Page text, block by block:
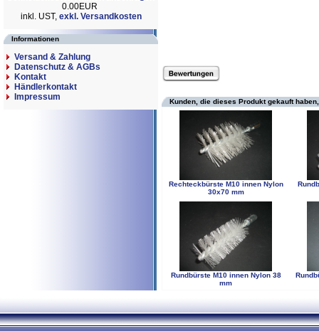
0.00EUR
inkl. UST, exkl. Versandkosten
Informationen
Versand & Zahlung
Datenschutz & AGBs
Kontakt
Händlerkontakt
Impressum
Kunden, die dieses Produkt gekauft
Rechteckbürste M10 innen Nylon
30x70 mm
Rundbürste M10 innen Nylon 38
mm